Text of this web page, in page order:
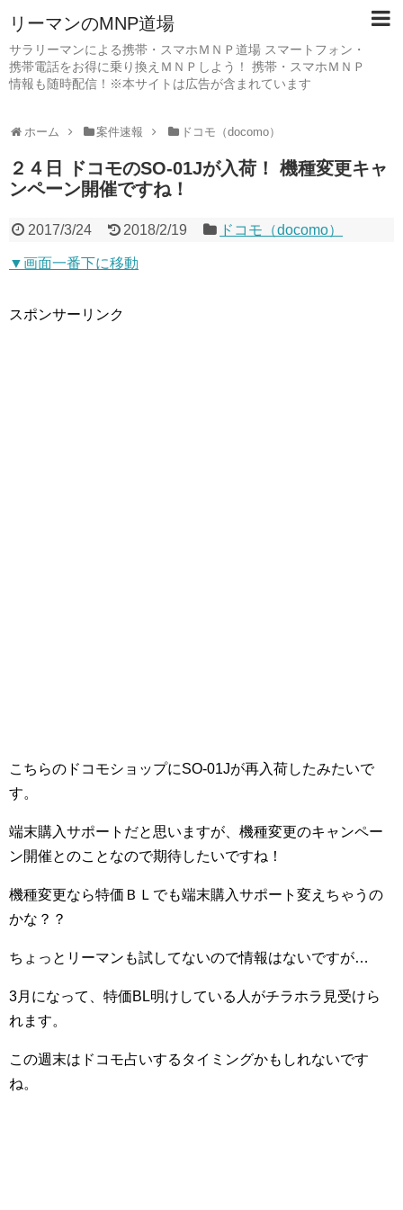
リーマンのMNP道場
サラリーマンによる携帯・スマホＭＮＰ道場 スマートフォン・
携帯電話をお得に乗り換えＭＮＰしよう！ 携帯・スマホＭＮＰ
情報も随時配信！※本サイトは広告が含まれています
ホーム 案件速報 ドコモ（docomo）
２４日 ドコモのSO-01Jが入荷！ 機種変更キャ
ンペーン開催ですね！
2017/3/24 2018/2/19 ドコモ（docomo）
▼画面一番下に移動
スポンサーリンク
こちらのドコモショップにSO-01Jが再入荷したみたいで
す。
端末購入サポートだと思いますが、機種変更のキャンペー
ン開催とのことなので期待したいですね！
機種変更なら特価ＢＬでも端末購入サポート変えちゃうの
かな？？
ちょっとリーマンも試してないので情報はないですが…
3月になって、特価BL明けしている人がチラホラ見受けら
れます。
この週末はドコモ占いするタイミングかもしれないです
ね。